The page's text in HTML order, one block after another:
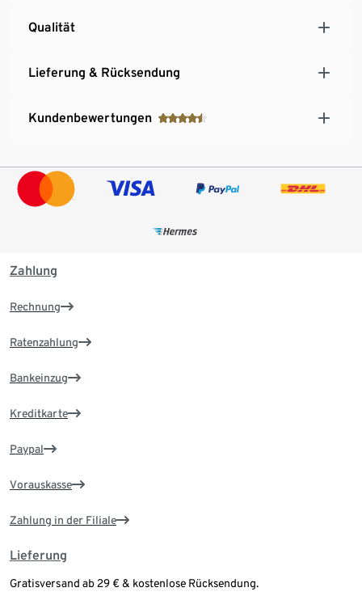
Qualität
Lieferung & Rücksendung
Kundenbewertungen
Zahlung
Rechnung
Ratenzahlung
Bankeinzug
Kreditkarte
Paypal
Vorauskasse
Zahlung in der Filiale
Lieferung
Gratisversand ab 29 € & kostenlose Rücksendung.